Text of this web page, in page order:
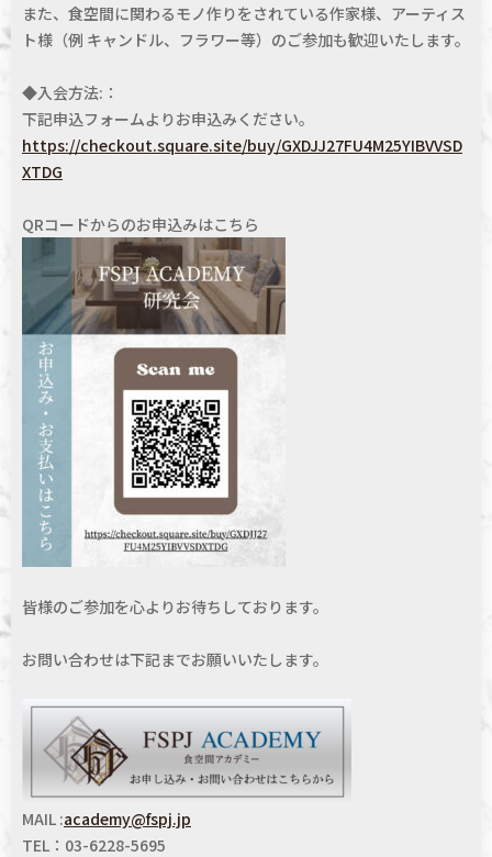
また、食空間に関わるモノ作りをされている作家様、アーティス
ト様（例 キャンドル、フラワー等）のご参加も歓迎いたします。
◆入会方法:：
下記申込フォームよりお申込みください。
https://checkout.square.site/buy/GXDJJ27FU4M25YIBVVSD
XTDG
QRコードからのお申込みはこちら
皆様のご参加を心よりお待ちしております。
お問い合わせは下記までお願いいたします。
MAIL :academy@fspj.jp
TEL：03-6228-5695